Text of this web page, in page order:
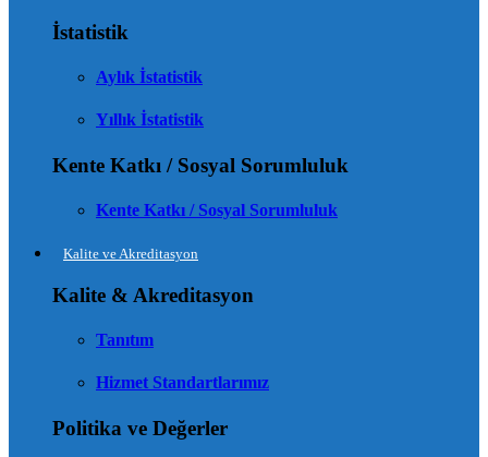
İstatistik
Aylık İstatistik
Yıllık İstatistik
Kente Katkı / Sosyal Sorumluluk
Kente Katkı / Sosyal Sorumluluk
Kalite ve Akreditasyon
Kalite & Akreditasyon
Tanıtım
Hizmet Standartlarımız
Politika ve Değerler